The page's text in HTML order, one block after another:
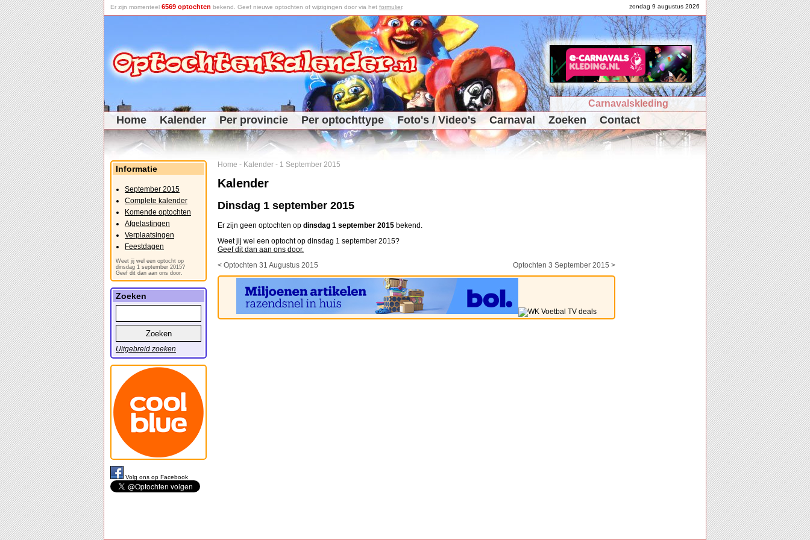
zondag 9 augustus 2026
Er zijn momenteel 6569 optochten bekend. Geef nieuwe optochten of wijzigingen door via het formulier.
Carnavalskleding
Home Kalender Per provincie Per optochttype Foto's / Video's Carnaval Zoeken Contact
Home - Kalender - 1 September 2015
Kalender
Dinsdag 1 september 2015
Er zijn geen optochten op dinsdag 1 september 2015 bekend.
Weet jij wel een optocht op dinsdag 1 september 2015?
Geef dit dan aan ons door.
< Optochten 31 Augustus 2015
Optochten 3 September 2015 >
Informatie
September 2015
Complete kalender
Komende optochten
Afgelastingen
Verplaatsingen
Feestdagen
Weet jij wel een optocht op
dinsdag 1 september 2015?
Geef dit dan aan ons door.
Zoeken
Uitgebreid zoeken
Volg ons op Facebook